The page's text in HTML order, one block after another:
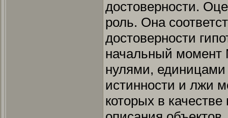
достоверности.
роль. Она
достоверности
начальный
нулями,
истинности и лжи
которых в